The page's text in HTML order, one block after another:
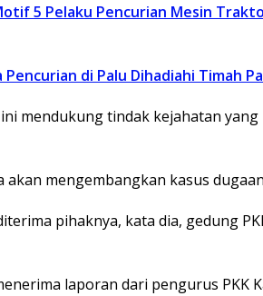
5 Pelaku Pencurian Mesin
di Palu Dihadiahi Timah
mendukung tindak kejahatan yang
akan mengembangkan kasus
pihaknya, kata dia, gedung
laporan dari pengurus PKK